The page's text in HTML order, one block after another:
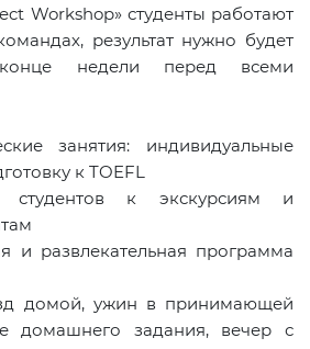
Workshop» студенты работают
результат нужно будет
недели перед всеми
занятия: индивидуальные
к TOEFL
студентов к экскурсиям и
и развлекательная программа
домой, ужин в принимающей
домашнего задания, вечер с